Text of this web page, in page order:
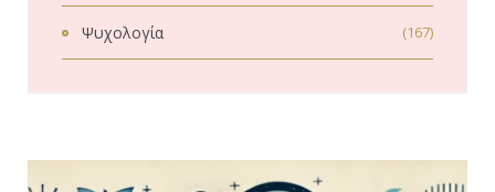
Ψυχολογία (167)